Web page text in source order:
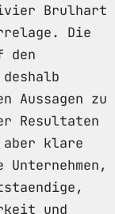
Brulhart
Die
den
zu
Resultaten
klare
und